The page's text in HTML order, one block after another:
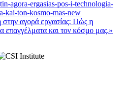
αγορά εργασίας: Πώς η
επαγγέλματα και τον κόσμο μας.»